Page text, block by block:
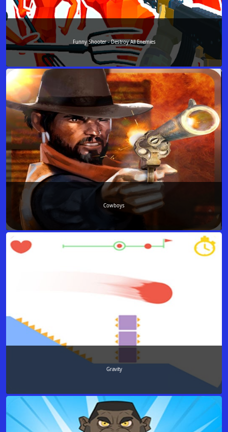
Funny Shooter - Destroy All Enemies
Cowboys
Gravity